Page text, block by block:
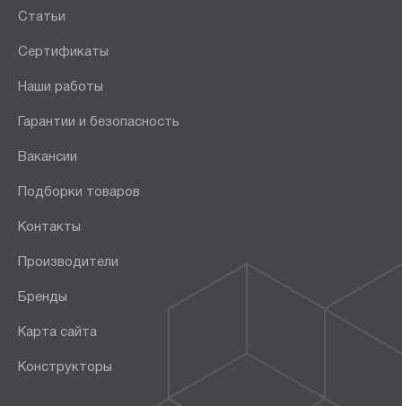
Статьи
Сертификаты
Наши работы
Гарантии и безопасность
Вакансии
Подборки товаров
Контакты
Производители
Бренды
Карта сайта
Конструкторы